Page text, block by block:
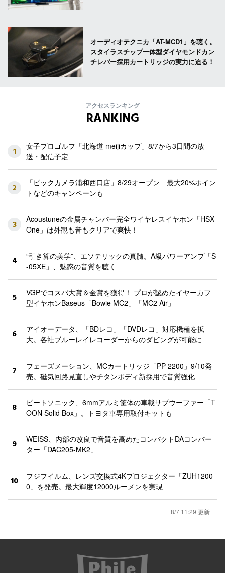
オーディオテクニカ「AT-MCD1」を聴く。
スタイラスチップ一体型ダイヤモンドカン
チレバー採用カートリッジの実力に迫る！
アクセスランキング
RANKING
1
女子プロゴルフ「北海道 meijiカップ」8/7から3日間の放
送・配信予定
2
「ビックカメラ浦和西口店」8/29オープン 最大20%ポイン
トなどのキャンペーンも
3
Acoustuneの金属チャンバー完全ワイヤレスイヤホン「HSX
One」は外観も音もクリアで爽快！
4
“引き算の美学”、エソテリックの真髄。A級パワーアンプ「S
-05XE」、魅惑の音質を聴く
5
VGPでコスパ大賞＆金賞を獲得！ プロが認めたイヤーカフ
型イヤホンBaseus「Bowie MC2」「MC2 Air」
6
アイオーデータ、「BDレコ」「DVDレコ」対応機種を拡
大。各社ブルーレイレコーダーからのダビングが可能に
7
フェーズメーション、MCカートリッジ「PP-2200」9/10発
売。磁気回路見直しやチタンボディ新採用で音質強化
8
ビートソニック、6mmアルミ筐体の車載サブウーファー「T
OON Solid Box」。トヨタ車専用取付キットも
9
WEISS、内部の改良で音質を高めたコンパクトDAコンバー
ター「DAC205-MK2」
10
フジフイルム、レンズ交換式4Kプロジェクター「ZUH1200
0」を発売。最大輝度12000ルーメンを実現
8/7 11:29 更新